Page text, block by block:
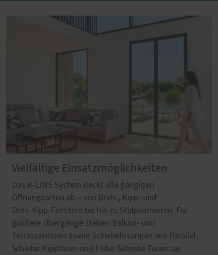
Vielfältige Einsatzmöglichkeiten
Das K-LINE System deckt alle gängigen
Öffnungsarten ab – von Dreh‑, Kipp‑ und
Dreh‑Kipp‑Fenstern bis hin zu Stulpvarianten. Für
größere Übergänge stehen Balkon‑ und
Terrassentüren sowie Schiebelösungen wie Parallel-
Schiebe-Kipptüren und Hebe-Schiebe-Türen zur